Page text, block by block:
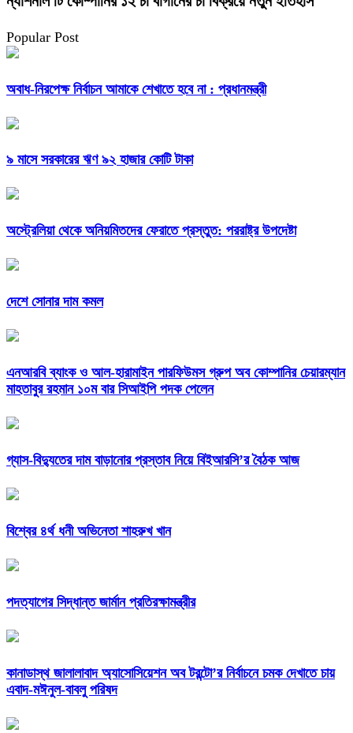
Popular Post
অবাধ-নিরপেক্ষ নির্বাচন আমাকে শেখাতে হবে না : প্রধানমন্ত্রী
৯ মাসে সরকারের ঋণ ৯২ হাজার কোটি টাকা
অস্ট্রেলিয়া থেকে অনিয়মিতদের ফেরাতে প্রস্তুত: পররাষ্ট্র উপদেষ্টা
দেশে সোনার দাম কমল
এনআরবি ব্যাংক ও আল-হারামাইন পারফিউমস গ্রুপ অব কোম্পানির চেয়ারম্যান
মাহতাবুর রহমান ১০ম বার সিআইপি পদক পেলেন
গ্যাস-বিদ্যুতের দাম বাড়ানোর প্রস্তাব নিয়ে বিইআরসি’র বৈঠক আজ
বিশ্বের ৪র্থ ধনী অভিনেতা শাহরুখ খান
পদত্যাগের সিদ্ধান্ত জার্মান প্রতিরক্ষামন্ত্রীর
কানাডাস্থ জালালাবাদ অ্যাসোসিয়েশন অব টরন্টো’র নির্বাচনে চমক দেখাতে চায়
এবাদ-মঈনুল-বাবলু পরিষদ